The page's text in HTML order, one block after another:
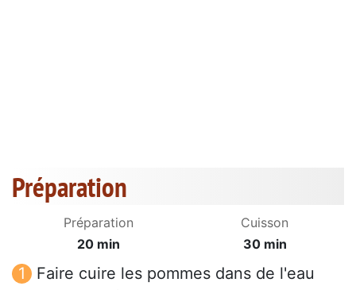
Préparation
Préparation
20 min
Cuisson
30 min
Faire cuire les pommes dans de l'eau